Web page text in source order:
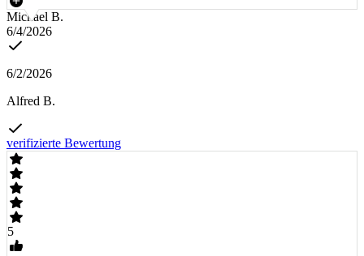
Michael B.
6/4/2026
6/2/2026
Alfred B.
verifizierte Bewertung
5